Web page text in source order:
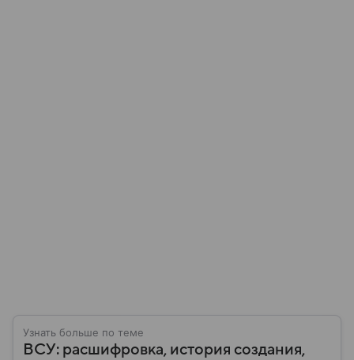
Узнать больше по теме
ВСУ: расшифровка, история создания,